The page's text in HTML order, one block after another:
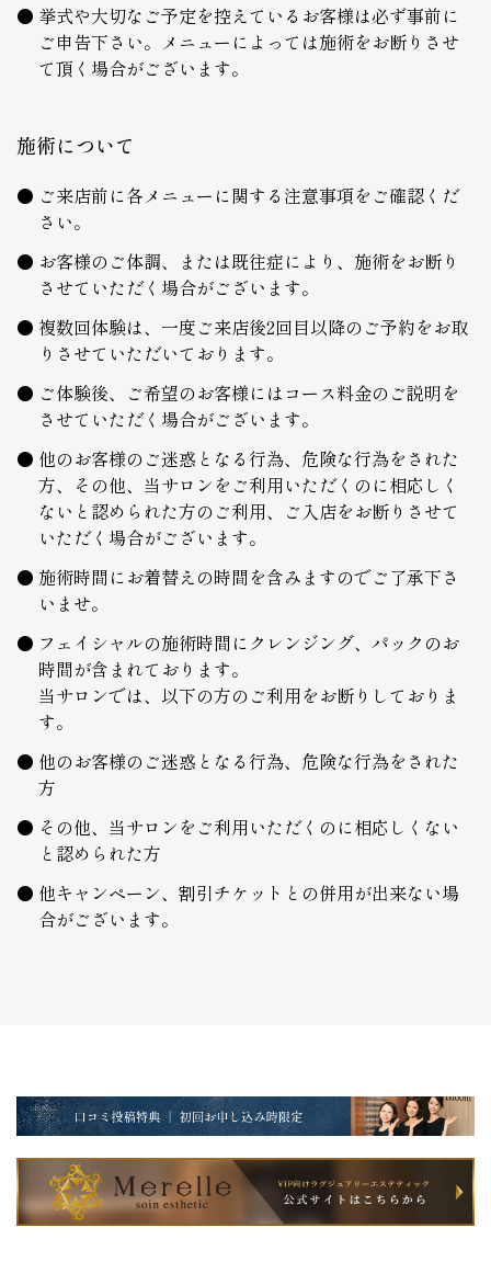
挙式や大切なご予定を控えているお客様は必ず事前に
ご申告下さい。メニューによっては施術をお断りさせ
て頂く場合がございます。
施術について
ご来店前に各メニューに関する注意事項をご確認くだ
さい。
お客様のご体調、または既往症により、施術をお断り
させていただく場合がございます。
複数回体験は、一度ご来店後2回目以降のご予約をお取
りさせていただいております。
ご体験後、ご希望のお客様にはコース料金のご説明を
させていただく場合がございます。
他のお客様のご迷惑となる行為、危険な行為をされた
方、その他、当サロンをご利用いただくのに相応しく
ないと認められた方のご利用、ご入店をお断りさせて
いただく場合がございます。
施術時間にお着替えの時間を含みますのでご了承下さ
いませ。
フェイシャルの施術時間にクレンジング、パックのお
時間が含まれております。
当サロンでは、以下の方のご利用をお断りしておりま
す。
他のお客様のご迷惑となる行為、危険な行為をされた
方
その他、当サロンをご利用いただくのに相応しくない
と認められた方
他キャンペーン、割引チケットとの併用が出来ない場
合がございます。